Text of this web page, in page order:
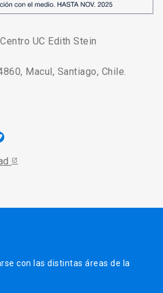
UC Edith Stein
Macul, Santiago, Chile.
con las distintas áreas de la